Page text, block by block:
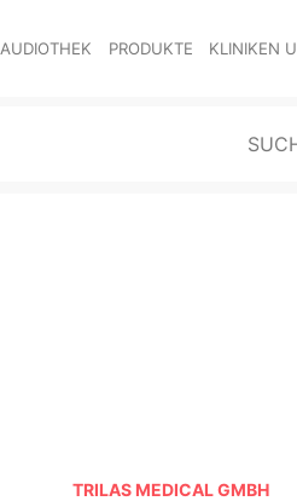
AUDIOTHEK PRODUKTE KLINIKEN
TRILAS MEDICAL GMBH